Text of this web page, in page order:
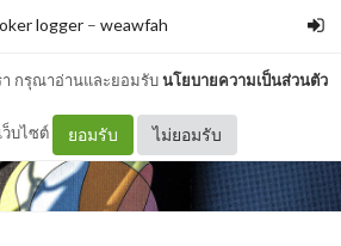
า กรุณาอ่านและยอมรับนโยบายความเป็นส่วนตัว
ว็บไซต์ ยอมรับ ไม่ยอมรับ
logger – weawfah